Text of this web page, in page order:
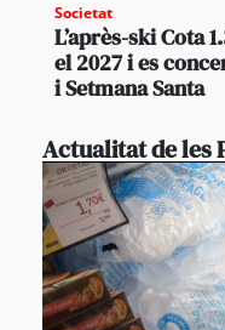
Societat
L’après-ski Cota
el 2027 i es
i Setmana Santa
Actualitat de les